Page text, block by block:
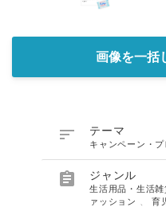
画像を一括
 テーマ
キャンペーン・プ
 ジャンル
生活用品・生活雑
ァッション
育